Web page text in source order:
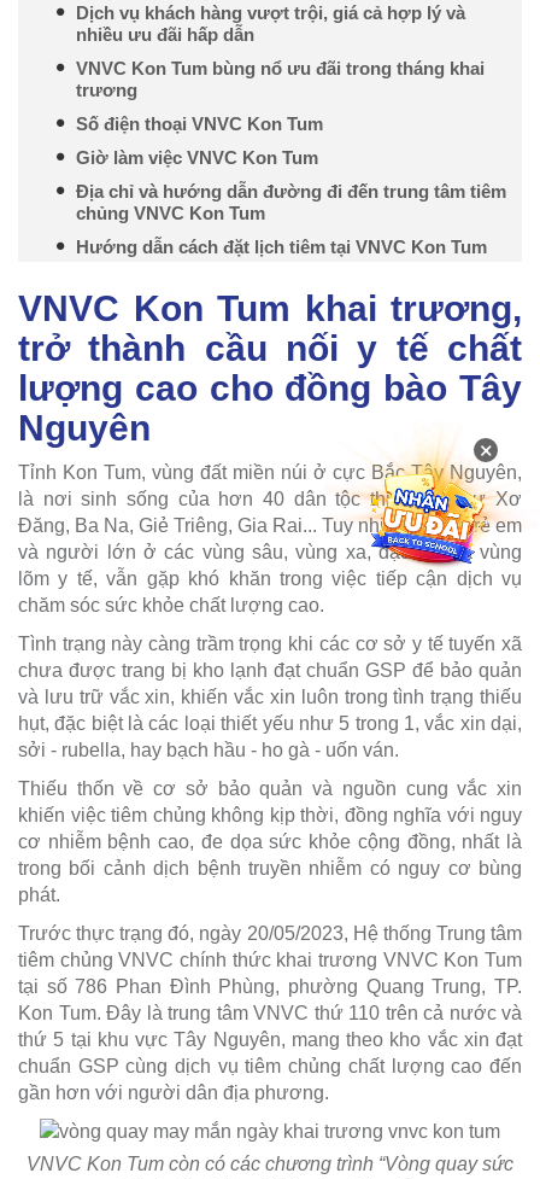
Dịch vụ khách hàng vượt trội, giá cả hợp lý và
nhiều ưu đãi hấp dẫn
VNVC Kon Tum bùng nổ ưu đãi trong tháng khai
trương
Số điện thoại VNVC Kon Tum
Giờ làm việc VNVC Kon Tum
Địa chỉ và hướng dẫn đường đi đến trung tâm tiêm
chủng VNVC Kon Tum
Hướng dẫn cách đặt lịch tiêm tại VNVC Kon Tum
VNVC Kon Tum khai trương,
trở thành cầu nối y tế chất
lượng cao cho đồng bào Tây
Nguyên
Tỉnh Kon Tum, vùng đất miền núi ở cực Bắc Tây Nguyên,
là nơi sinh sống của hơn 40 dân tộc thiểu số như Xơ
Đăng, Ba Na, Giẻ Triêng, Gia Rai... Tuy nhiên, nhiều trẻ em
và người lớn ở các vùng sâu, vùng xa, đặc biệt là vùng
lõm y tế, vẫn gặp khó khăn trong việc tiếp cận dịch vụ
chăm sóc sức khỏe chất lượng cao.
Tình trạng này càng trầm trọng khi các cơ sở y tế tuyến xã
chưa được trang bị kho lạnh đạt chuẩn GSP để bảo quản
và lưu trữ vắc xin, khiến vắc xin luôn trong tình trạng thiếu
hụt, đặc biệt là các loại thiết yếu như 5 trong 1, vắc xin dại,
sởi - rubella, hay bạch hầu - ho gà - uốn ván.
Thiếu thốn về cơ sở bảo quản và nguồn cung vắc xin
khiến việc tiêm chủng không kịp thời, đồng nghĩa với nguy
cơ nhiễm bệnh cao, đe dọa sức khỏe cộng đồng, nhất là
trong bối cảnh dịch bệnh truyền nhiễm có nguy cơ bùng
phát.
Trước thực trạng đó, ngày 20/05/2023, Hệ thống Trung tâm
tiêm chủng VNVC chính thức khai trương VNVC Kon Tum
tại số 786 Phan Đình Phùng, phường Quang Trung, TP.
Kon Tum. Đây là trung tâm VNVC thứ 110 trên cả nước và
thứ 5 tại khu vực Tây Nguyên, mang theo kho vắc xin đạt
chuẩn GSP cùng dịch vụ tiêm chủng chất lượng cao đến
gần hơn với người dân địa phương.
VNVC Kon Tum còn có các chương trình “Vòng quay sức
×